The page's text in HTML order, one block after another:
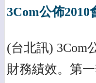
3Com公佈
(台北訊) 3Com
財務績效。第